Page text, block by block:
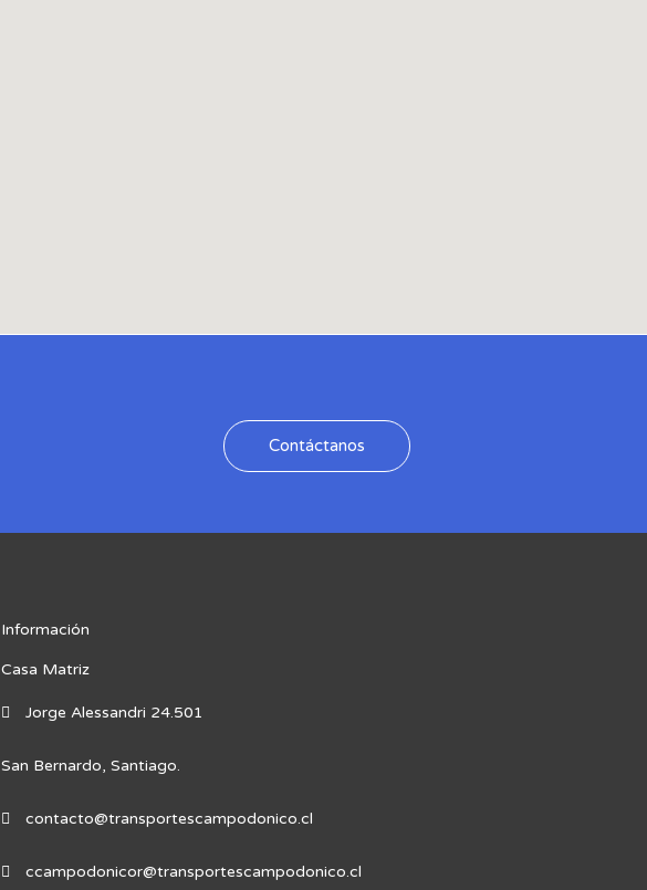
Contáctanos
Información
Casa Matriz
Jorge Alessandri 24.501
San Bernardo, Santiago.
contacto@transportescampodonico.cl
ccampodonicor@transportescampodonico.cl